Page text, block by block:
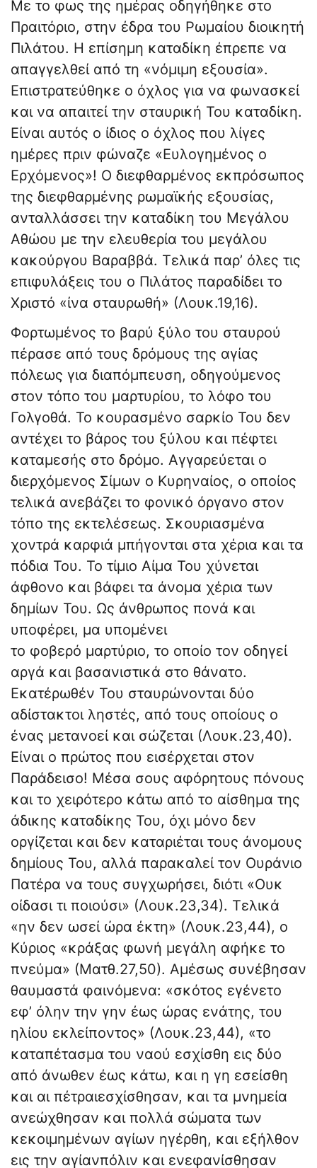
Με το φως της ημέρας οδηγήθηκε στο
Πραιτόριο, στην έδρα του Ρωμαίου διοικητή
Πιλάτου. Η επίσημη καταδίκη έπρεπε να
απαγγελθεί από τη «νόμιμη εξουσία».
Επιστρατεύθηκε ο όχλος για να φωνασκεί
και να απαιτεί την σταυρική Του καταδίκη.
Είναι αυτός ο ίδιος ο όχλος που λίγες
ημέρες πριν φώναζε «Ευλογημένος ο
Ερχόμενος»! Ο διεφθαρμένος εκπρόσωπος
της διεφθαρμένης ρωμαϊκής εξουσίας,
ανταλλάσσει την καταδίκη του Μεγάλου
Αθώου με την ελευθερία του μεγάλου
κακούργου Βαραββά. Τελικά παρ’ όλες τις
επιφυλάξεις του ο Πιλάτος παραδίδει το
Χριστό «ίνα σταυρωθή» (Λουκ.19,16).
Φορτωμένος το βαρύ ξύλο του σταυρού
πέρασε από τους δρόμους της αγίας
πόλεως για διαπόμπευση, οδηγούμενος
στον τόπο του μαρτυρίου, το λόφο του
Γολγοθά. Το κουρασμένο σαρκίο Του δεν
αντέχει το βάρος του ξύλου και πέφτει
καταμεσής στο δρόμο. Αγγαρεύεται ο
διερχόμενος Σίμων ο Κυρηναίος, ο οποίος
τελικά ανεβάζει το φονικό όργανο στον
τόπο της εκτελέσεως. Σκουριασμένα
χοντρά καρφιά μπήγονται στα χέρια και τα
πόδια Του. Το τίμιο Αίμα Του χύνεται
άφθονο και βάφει τα άνομα χέρια των
δημίων Του. Ως άνθρωπος πονά και
υποφέρει, μα υπομένει
το φοβερό μαρτύριο, το οποίο τον οδηγεί
αργά και βασανιστικά στο θάνατο.
Εκατέρωθέν Του σταυρώνονται δύο
αδίστακτοι ληστές, από τους οποίους ο
ένας μετανοεί και σώζεται (Λουκ.23,40).
Είναι ο πρώτος που εισέρχεται στον
Παράδεισο! Μέσα σους αφόρητους πόνους
και το χειρότερο κάτω από το αίσθημα της
άδικης καταδίκης Του, όχι μόνο δεν
οργίζεται και δεν καταριέται τους άνομους
δημίους Του, αλλά παρακαλεί τον Ουράνιο
Πατέρα να τους συγχωρήσει, διότι «Ουκ
οίδασι τι ποιούσι» (Λουκ.23,34). Τελικά
«ην δεν ωσεί ώρα έκτη» (Λουκ.23,44), ο
Κύριος «κράξας φωνή μεγάλη αφήκε το
πνεύμα» (Ματθ.27,50). Αμέσως συνέβησαν
θαυμαστά φαινόμενα: «σκότος εγένετο
εφ’ όλην την γην έως ώρας ενάτης, του
ηλίου εκλείποντος» (Λουκ.23,44), «το
καταπέτασμα του ναού εσχίσθη εις δύο
από άνωθεν έως κάτω, και η γη εσείσθη
και αι πέτραιεσχίσθησαν, και τα μνημεία
ανεώχθησαν και πολλά σώματα των
κεκοιμημένων αγίων ηγέρθη, και εξήλθον
εις την αγίανπόλιν και ενεφανίσθησαν